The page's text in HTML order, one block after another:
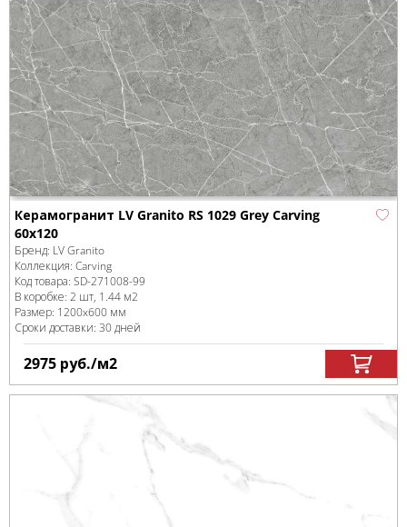
Керамогранит LV Granito RS 1029 Grey Carving
60х120
Бренд: LV Granito
Коллекция: Carving
Код товара: SD-271008-99
В коробке: 2 шт, 1.44 м2
Размер: 1200x600 мм
Сроки доставки: 30 дней
2975 руб./м2